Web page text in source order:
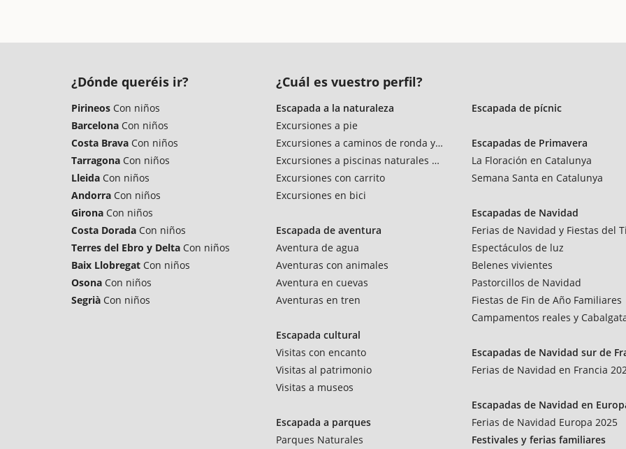
¿Dónde queréis ir?
Pirineos Con niños
Barcelona Con niños
Costa Brava Con niños
Tarragona Con niños
Lleida Con niños
Andorra Con niños
Girona Con niños
Costa Dorada Con niños
Terres del Ebro y Delta Con niños
Baix Llobregat Con niños
Osona Con niños
Segrià Con niños
¿Cuál es vuestro perfil?
Escapada a la naturaleza
Excursiones a pie
Excursiones a caminos de ronda y vías verdes
Excursiones a piscinas naturales y rios
Excursiones con carrito
Excursiones en bici
Escapada de aventura
Aventura de agua
Aventuras con animales
Aventura en cuevas
Aventuras en tren
Escapada cultural
Visitas con encanto
Visitas al patrimonio
Visitas a museos
Escapada a parques
Parques Naturales
Escapada de pícnic
Escapadas de Primavera
La Floración en Catalunya
Semana Santa en Catalunya
Escapadas de Navidad
Ferias de Navidad y Fiestas del
Espectáculos de luz
Belenes vivientes
Pastorcillos de Navidad
Fiestas de Fin de Año Familiares
Campamentos reales y
Escapadas de Navidad sur de
Ferias de Navidad en Francia
Escapadas de Navidad en
Ferias de Navidad Europa 2025
Festivales y ferias familiares